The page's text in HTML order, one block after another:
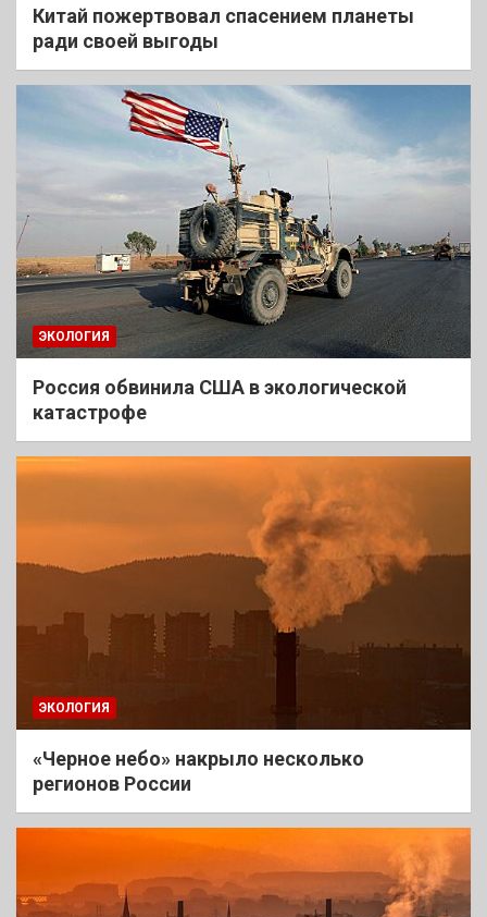
Китай пожертвовал спасением планеты
ради своей выгоды
ЭКОЛОГИЯ
Россия обвинила США в экологической
катастрофе
ЭКОЛОГИЯ
«Черное небо» накрыло несколько
регионов России